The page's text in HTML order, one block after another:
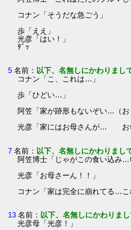
コナン「そうだな急ごう」
歩「ええ」
光彦「はい！」
ﾀﾞｯ
5 名前： 以下、名無しにかわりまし
コナン「こ、これは…」
歩「ひどい…」
阿笠「家が跡形もないぞい…（お
光彦「家にはお母さんが… お
7 名前： 以下、名無しにかわりまし
阿笠博士「じゃがこの食い込み…
光彦「お母さーん！！」
コナン「家は完全に崩れてる…こ
13 名前： 以下、名無しにかわりま
光彦母「光彦！」